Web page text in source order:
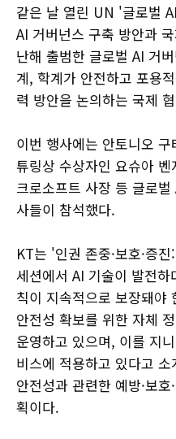
같은 날 열린 UN '글로벌
AI 거버넌스 구축 방안과
난해 출범한 글로벌 AI 거
계, 학계가 안전하고 포용
력 방안을 논의하는 국제
이번 행사에는 안토니오
튜링상 수상자인 요슈아
크로소프트 사장 등 글로
사들이 참석했다.
KT는 '인권 존중·보호·증
세션에서 AI 기술이 발전
칙이 지속적으로 보장돼야
안전성 확보를 위한 자체
운영하고 있으며, 이를 지
비스에 적용하고 있다고
안전성과 관련한 예방·보
획이다.